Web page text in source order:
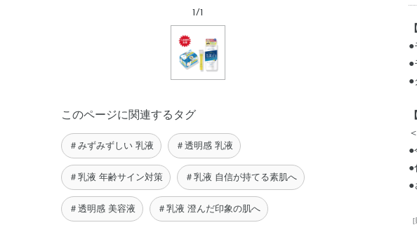
1/1
このページに関連するタグ
＃みずみずしい 乳液 ＃透明感 乳液
＃乳液 年齢サイン対策 ＃乳液 自信が持てる素肌へ
＃透明感 美容液 ＃乳液 澄んだ印象の肌へ
●
●
●
●
●
●